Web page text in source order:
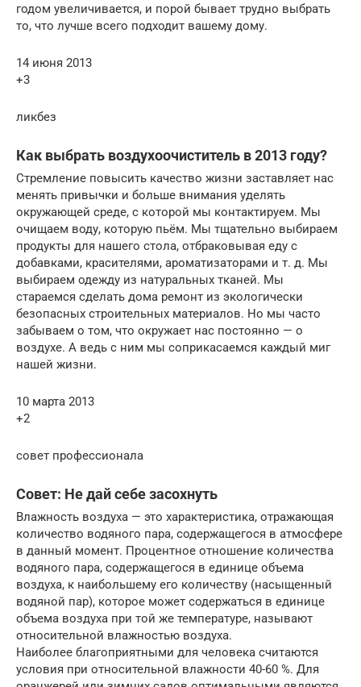
годом увеличивается, и порой бывает трудно выбрать
то, что лучше всего подходит вашему дому.
14 июня 2013
+3
ликбез
Как выбрать воздухоочиститель в 2013 году?
Стремление повысить качество жизни заставляет нас
менять привычки и больше внимания уделять
окружающей среде, с которой мы контактируем. Мы
очищаем воду, которую пьём. Мы тщательно выбираем
продукты для нашего стола, отбраковывая еду с
добавками, красителями, ароматизаторами и т. д. Мы
выбираем одежду из натуральных тканей. Мы
стараемся сделать дома ремонт из экологически
безопасных строительных материалов. Но мы часто
забываем о том, что окружает нас постоянно — о
воздухе. А ведь с ним мы соприкасаемся каждый миг
нашей жизни.
10 марта 2013
+2
совет профессионала
Совет: Не дай себе засохнуть
Влажность воздуха — это характеристика, отражающая
количество водяного пара, содержащегося в атмосфере
в данный момент. Процентное отношение количества
водяного пара, содержащегося в единице объема
воздуха, к наибольшему его количеству (насыщенный
водяной пар), которое может содержаться в единице
объема воздуха при той же температуре, называют
относительной влажностью воздуха.
Наиболее благоприятными для человека считаются
условия при относительной влажности 40-60 %. Для